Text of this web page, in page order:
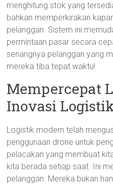
menghitung stok yang
bahkan memperkirakan
pelanggan. Sistem ini
permintaan pasar secara
senangnya pelanggan yang
mereka tiba tepat waktu!
Mempercepat
Inovasi
Logistik modern telah
penggunaan drone untuk
pelacakan yang membuat
kita berada setiap saat. Ini
pelanggan. Mereka bukan